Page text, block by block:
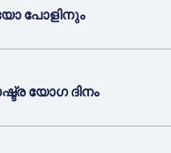
പോളിനും
യോഗ ദിനം